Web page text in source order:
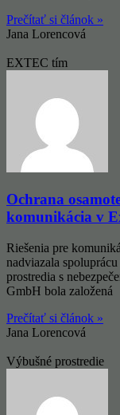
Prečítať si článok »
Jana Lorencová
EXTEC tím
Ochrana
komunikácia v
Riešenia pre
nadviazala
prostredia s
GmbH bola založená
Prečítať si článok »
Jana Lorencová
Výbušné prostredie